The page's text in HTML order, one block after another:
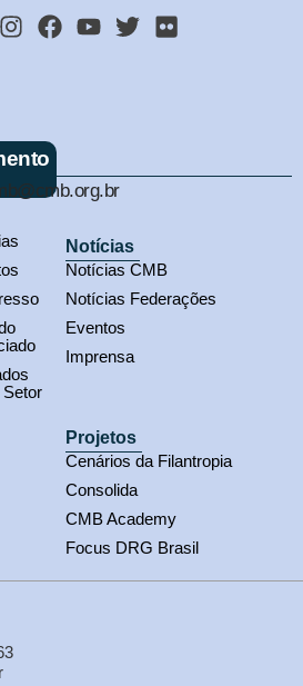
Setor
Notícias
Notícias CMB
Notícias Federações
Eventos
Imprensa
Projetos
Cenários da Filantropia
Consolida
CMB Academy
Focus DRG Brasil